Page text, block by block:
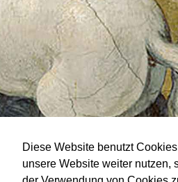
Diese Website benutzt
unsere Website weiter nutzen,